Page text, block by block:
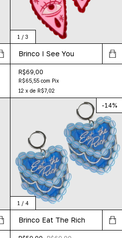
1 / 3
Brinco I See You
R$69,00
R$65,55 com Pix
12 x de R$7,02
1 / 4
-14%
Brinco Eat The Rich